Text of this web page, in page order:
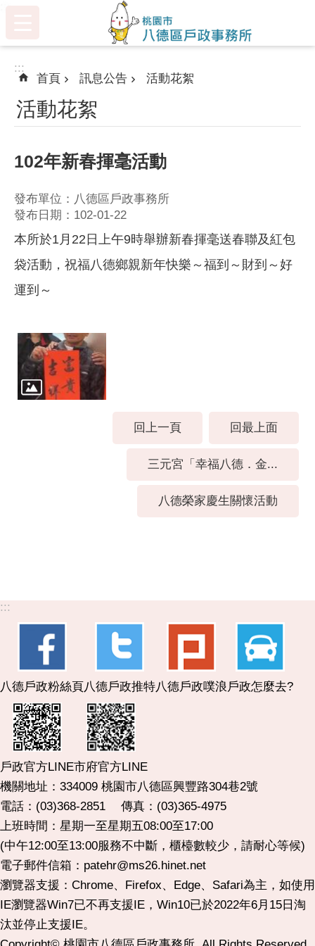
:::
首頁 訊息公告 活動花絮
活動花絮
102年新春揮毫活動
發布單位：八德區戶政事務所
發布日期：102-01-22
本所於1月22日上午9時舉辦新春揮毫送春聯及紅包
袋活動，祝福八德鄉親新年快樂～福到～財到～好
運到～
回上一頁 回最上面
三元宮「幸福八德．金...
八德榮家慶生關懷活動
:::
八德戶政粉絲頁八德戶政推特八德戶政噗浪戶政怎麼去?
戶政官方LINE市府官方LINE
機關地址：334009 桃園市八德區興豐路304巷2號
電話：(03)368-2851 傳真：(03)365-4975
上班時間：星期一至星期五08:00至17:00
(中午12:00至13:00服務不中斷，櫃檯數較少，請耐心等候)
電子郵件信箱：patehr@ms26.hinet.net
瀏覽器支援：Chrome、Firefox、Edge、Safari為主，如使用
IE瀏覽器Win7已不再支援IE，Win10已於2022年6月15日淘
汰並停止支援IE。